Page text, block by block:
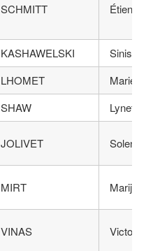
SCHMITT Étienne
KASHAWELSKI
Sinisha
LHOMET
Marie
SHAW
Lynette
JOLIVET Solenne
MIRT Marijan
VINAS Victoria